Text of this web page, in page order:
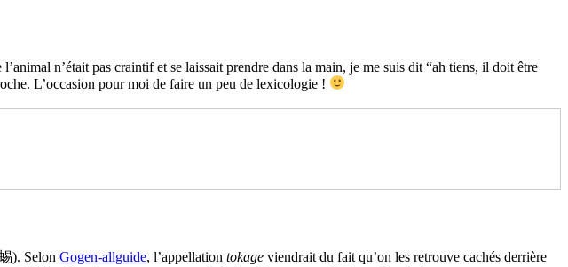
n’était pas craintif et se laissait prendre dans la main, je me suis dit “ah tiens, il doit être
L’occasion pour moi de faire un peu de lexicologie !
). Selon Gogen-allguide, l’appellation tokage viendrait du fait qu’on les retrouve cachés derrière